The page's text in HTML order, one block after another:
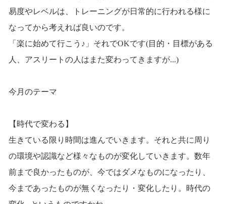
易度やレベルは、トレーニングが日常的に行われる様に
なってから考えれば良いのです。
「楽に始めて行こう♪」それでOKです(目的・目標がある
人、アスリートの人はまた変わってきますが...)
今月のテーマ
【時代で変わる】
生きている限り時間は進んでいきます。それと共に周り
の環境や認識など様々なものが変化していきます。数年
前まで良かったものが、今ではダメなものになったり、
今まであったものが無くなったり・変化したり。時代の